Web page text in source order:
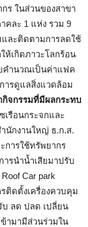
ร ในส่วนของสาขา
คละ 1 แห่ง รวม 9
และติดตามการลดใช้
ห้เกิดภาวะโลกร้อน
คำนวณเป็นค่าแฟค
ารดูแลสิ่งแวดล้อม
กิจกรรมที่มีผลกระทบ
รือนกระจกและ
นักงานใหญ่ ธ.ก.ส.
การใช้ทรัพยากร
รนำน้ำเสียมาปรับ
Car park
ติดตั้งเครื่องควบคุม
บ ลด ปลด เปลี่ยน
ามามีส่วนร่วมใน